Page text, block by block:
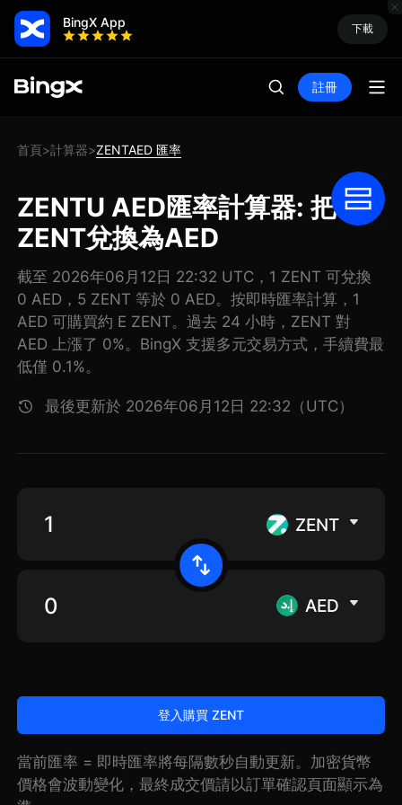
BingX App 下載
註冊
首頁>計算器>ZENTAED 匯率
ZENTU AED匯率計算器: 把
ZENT兌換為AED
截至 2026年06月12日 22:32 UTC，1 ZENT 可兌換
0 AED，5 ZENT 等於 0 AED。按即時匯率計算，1
AED 可購買約 E ZENT。過去 24 小時，ZENT 對
AED 上漲了 0%。BingX 支援多元交易方式，手續費最
低僅 0.1%。
最後更新於 2026年06月12日 22:32（UTC）
ZENT
AED
登入購買 ZENT
當前匯率 = 即時匯率將每隔數秒自動更新。加密貨幣
價格會波動變化，最終成交價請以訂單確認頁面顯示為